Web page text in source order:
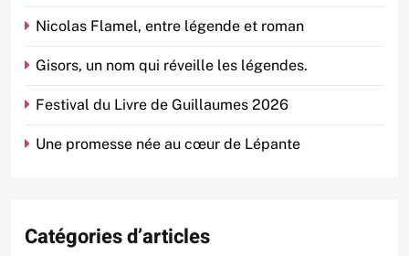
Nicolas Flamel, entre légende et roman
Gisors, un nom qui réveille les légendes.
Festival du Livre de Guillaumes 2026
Une promesse née au cœur de Lépante
Catégories d’articles